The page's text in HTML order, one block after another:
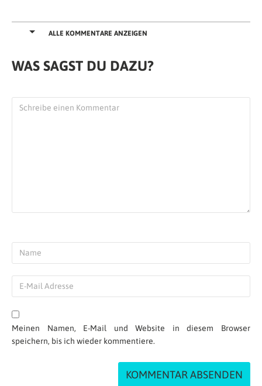
ALLE KOMMENTARE ANZEIGEN
WAS SAGST DU DAZU?
Meinen Namen, E-Mail und Website in diesem Browser
speichern, bis ich wieder kommentiere.